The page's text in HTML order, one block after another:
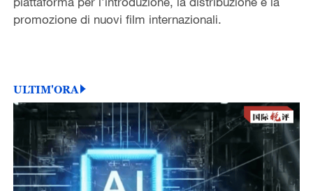
promozione di nuovi film internazionali.
ULTIM'ORA